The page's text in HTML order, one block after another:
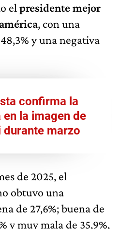
el presidente mejor
, con una
y una negativa
confirma la
la imagen de
marzo
de 2025, el
obtuvo una
de 27,6%; buena de
y muy mala de 35,9%,